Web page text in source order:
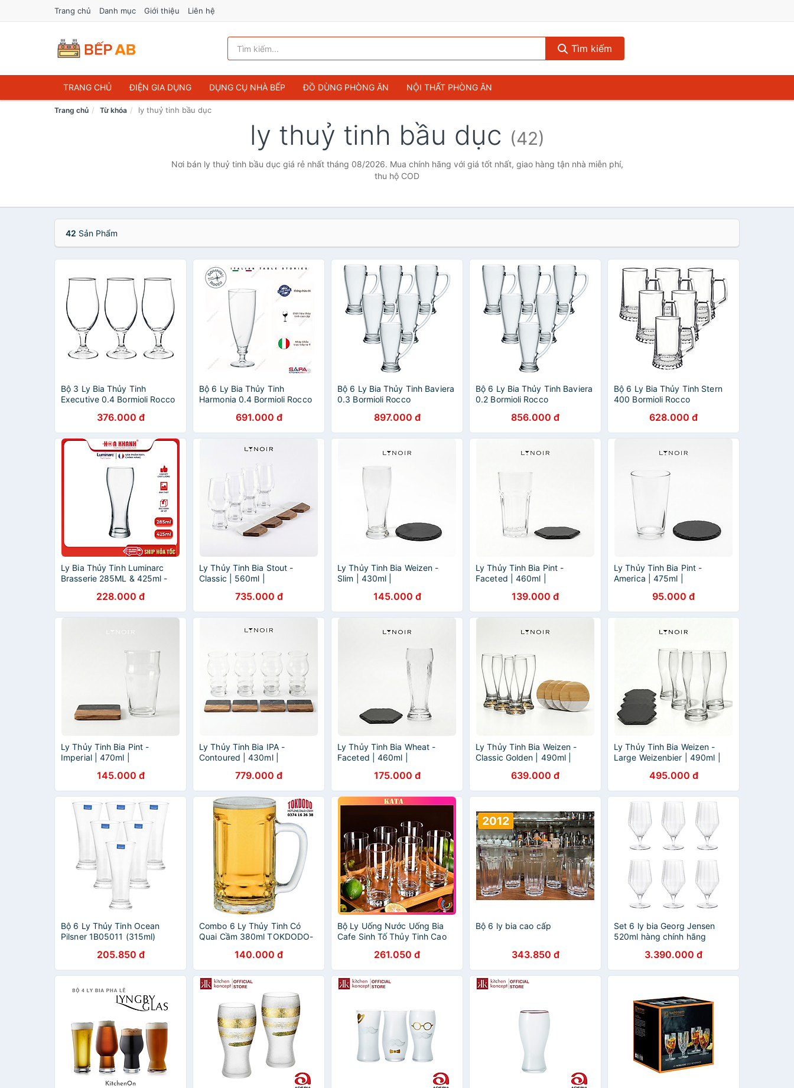
Trang chủ Danh mục Giới thiệu Liên hệ
Tìm kiếm
TRANG CHỦ ĐIỆN GIA DỤNG DỤNG CỤ NHÀ BẾP ĐỒ DÙNG PHÒNG ĂN NỘI THẤT PHÒNG ĂN
Trang chủ Từ khóa ly thuỷ tinh bầu dục
ly thuỷ tinh bầu dục (42)
Nơi bán ly thuỷ tinh bầu dục giá rẻ nhất tháng 08/2026. Mua chính hãng với giá tốt nhất, giao hàng tận nhà miễn phí,
thu hộ COD
42 Sản Phẩm
Bộ 3 Ly Bia Thủy Tinh
Executive 0.4 Bormioli Rocco
376.000 đ
Bộ 6 Ly Bia Thủy Tinh
Harmonia 0.4 Bormioli Rocco
691.000 đ
Bộ 6 Ly Bia Thủy Tinh Baviera
0.3 Bormioli Rocco
897.000 đ
Bộ 6 Ly Bia Thủy Tinh Baviera
0.2 Bormioli Rocco
856.000 đ
Bộ 6 Ly Bia Thủy Tinh Stern
400 Bormioli Rocco
628.000 đ
Ly Bia Thủy Tinh Luminarc
Brasserie 285ML & 425ml -
228.000 đ
Ly Thủy Tinh Bia Stout -
Classic | 560ml |
735.000 đ
Ly Thủy Tinh Bia Weizen -
Slim | 430ml |
145.000 đ
Ly Thủy Tinh Bia Pint -
Faceted | 460ml |
139.000 đ
Ly Thủy Tinh Bia Pint -
America | 475ml |
95.000 đ
Ly Thủy Tinh Bia Pint -
Imperial | 470ml |
145.000 đ
Ly Thủy Tinh Bia IPA -
Contoured | 430ml |
779.000 đ
Ly Thủy Tinh Bia Wheat -
Faceted | 460ml |
175.000 đ
Ly Thủy Tinh Bia Weizen -
Classic Golden | 490ml |
639.000 đ
Ly Thủy Tinh Bia Weizen -
Large Weizenbier | 490ml |
495.000 đ
Bộ 6 Ly Thủy Tinh Ocean
Pilsner 1B05011 (315ml)
205.850 đ
Combo 6 Ly Thủy Tinh Có
Quai Cầm 380ml TOKDODO-
140.000 đ
Bộ Ly Uống Nước Uống Bia
Cafe Sinh Tố Thủy Tinh Cao
Drink B07812 Dung Tích
340ml
261.050 đ
Bộ 6 ly bia cao cấp
343.850 đ
Set 6 ly bia Georg Jensen
520ml hàng chính hãng
3.390.000 đ